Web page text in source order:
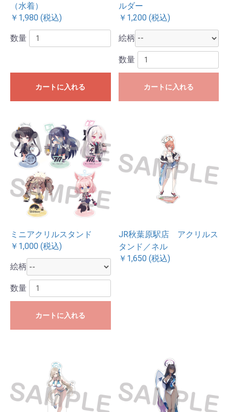
（水着）
￥1,980 (税込)
数量
カートに入れる
ルダー
￥1,200 (税込)
絵柄
数量
カートに入れる
ミニアクリルスタンド
￥1,000 (税込)
絵柄
数量
カートに入れる
JR秋葉原駅店 アクリルス
タンド／ネル
￥1,650 (税込)